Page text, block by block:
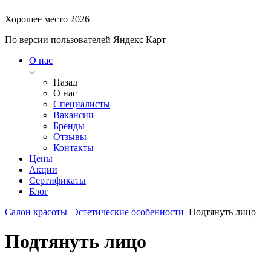
Хорошее место 2026
По версии пользователей Яндекс Карт
О нас
Назад
О нас
Специалисты
Вакансии
Бренды
Отзывы
Контакты
Цены
Акции
Сертификаты
Блог
Салон красоты Эстетические особенности Подтянуть лицо
Подтянуть лицо